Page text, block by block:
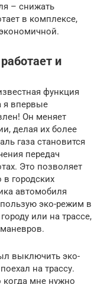
– снижать
в комплексе,
и
функция
я впервые
Он меняет
делая их более
газа становится
передач
Это позволяет
в городских
автомобиля
эко-режим в
или на трассе,
выключить эко-
на трассу.
когда мне нужно